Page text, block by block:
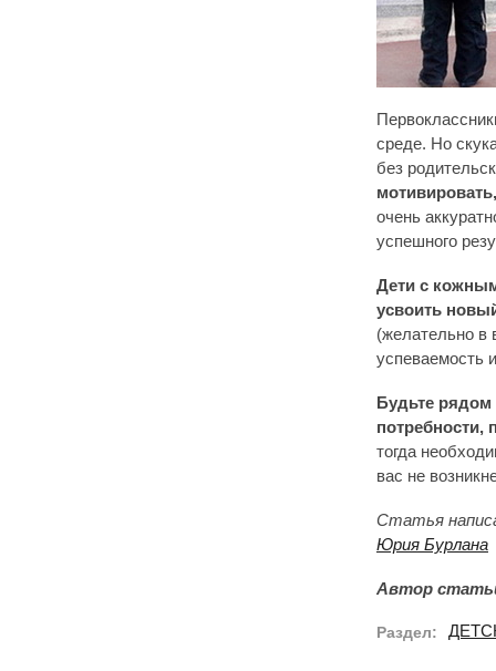
среде. Но
без
очень
успешного
Дети с
усвоить
(желательно в
успеваемость
Будьте рядом
потребности,
тогда
вас не
Статья
Юрия Бурлана
Автор
Раздел: